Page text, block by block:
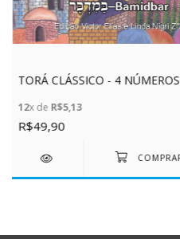
TORÁ CLÁSSICO - 4 NÚMEROS
12x de R$5,13
R$49,90